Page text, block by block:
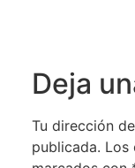
Deja
Tu dirección
publicada. Los